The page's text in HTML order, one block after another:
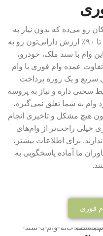
رو می‌ده که بدون نیاز به
ضامن و در کمتر از یک روز، از ۵۰٪ تا ۹۰٪ ارزش دارایی‌تون رو به
وام با سند ملک، خودرو،
عمده وام فوری با وام
سریع و یک روزه پرداخت
سختی داره و نیاز به پروسه
وام به شما تعلق نمی‌گیره،
هیچ مشکل و تاخیری انجام
خیلی راحت‌تر از وام‌های
برای اطلاعات بیشتر،
ما آماده پاسخگویی به
فوری